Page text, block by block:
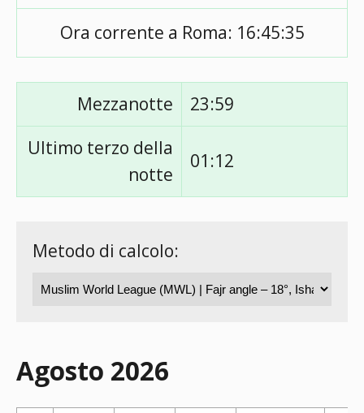
Ora corrente a Roma: 16:45:35
Mezzanotte
23:59
Ultimo terzo della
notte
01:12
Metodo di calcolo:
Agosto 2026